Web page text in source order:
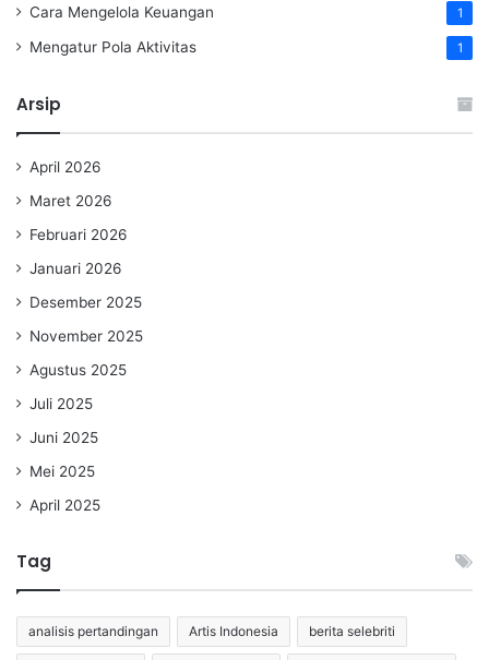
Cara Mengelola Keuangan 1
Mengatur Pola Aktivitas 1
Arsip
April 2026
Maret 2026
Februari 2026
Januari 2026
Desember 2025
November 2025
Agustus 2025
Juli 2025
Juni 2025
Mei 2025
April 2025
Tag
analisis pertandingan Artis Indonesia berita selebriti